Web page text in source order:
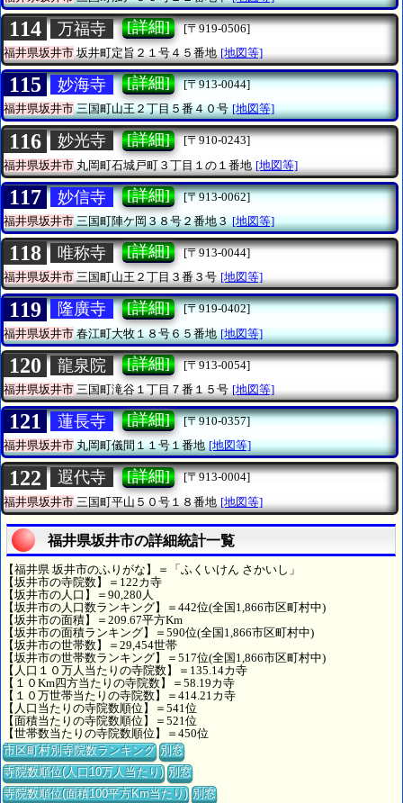
114 万福寺 [詳細]
[〒919-0506]
福井県坂井市坂井町定旨２１号４５番地 [地図等]
115 妙海寺 [詳細]
[〒913-0044]
福井県坂井市三国町山王２丁目５番４０号 [地図等]
116 妙光寺 [詳細]
[〒910-0243]
福井県坂井市 丸岡町石城戸町３丁目１の１番地 [地図等]
117 妙信寺 [詳細]
[〒913-0062]
福井県坂井市三国町陣ケ岡３８号２番地３ [地図等]
118 唯称寺 [詳細]
[〒913-0044]
福井県坂井市三国町山王２丁目３番３号 [地図等]
119 隆廣寺 [詳細]
[〒919-0402]
福井県坂井市春江町大牧１８号６５番地 [地図等]
120 龍泉院 [詳細]
[〒913-0054]
福井県坂井市三国町滝谷１丁目７番１５号 [地図等]
121 蓮長寺 [詳細]
[〒910-0357]
福井県坂井市丸岡町儀間１１号１番地 [地図等]
122 遐代寺 [詳細]
[〒913-0004]
福井県坂井市 三国町平山５０号１８番地 [地図等]
福井県坂井市の詳細統計一覧
【福井県 坂井市のふりがな】＝「ふくいけん さかいし」
【坂井市の寺院数】＝122カ寺
【坂井市の人口】＝90,280人
【坂井市の人口数ランキング】＝442位(全国1,866市区町村中)
【坂井市の面積】＝209.67平方Km
【坂井市の面積ランキング】＝590位(全国1,866市区町村中)
【坂井市の世帯数】＝29,454世帯
【坂井市の世帯数ランキング】＝517位(全国1,866市区町村中)
【人口１０万人当たりの寺院数】＝135.14カ寺
【１０Km四方当たりの寺院数】＝58.19カ寺
【１０万世帯当たりの寺院数】＝414.21カ寺
【人口当たりの寺院数順位】＝541位
【面積当たりの寺院数順位】＝521位
【世帯数当たりの寺院数順位】＝450位
市区町村別寺院数ランキング 別窓
寺院数順位(人口10万人当たり) 別窓
寺院数順位(面積100平方Km当たり) 別窓